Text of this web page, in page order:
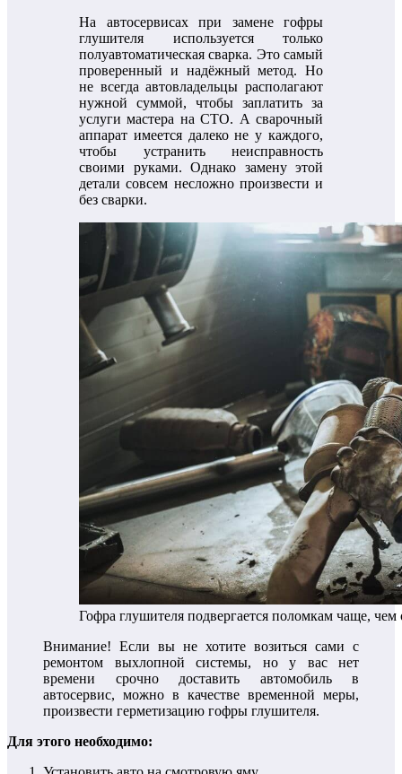
На автосервисах при замене гофры
глушителя используется только
полуавтоматическая сварка. Это самый
проверенный и надёжный метод. Но
не всегда автовладельцы располагают
нужной суммой, чтобы заплатить за
услуги мастера на СТО. А сварочный
аппарат имеется далеко не у каждого,
чтобы устранить неисправность
своими руками. Однако замену этой
детали совсем несложно произвести и
без сварки.
Гофра глушителя подвергается поломкам чаще,
Внимание! Если вы не хотите возиться сами с
ремонтом выхлопной системы, но у вас нет
времени срочно доставить автомобиль в
автосервис, можно в качестве временной меры,
произвести герметизацию гофры глушителя.
Для этого необходимо: